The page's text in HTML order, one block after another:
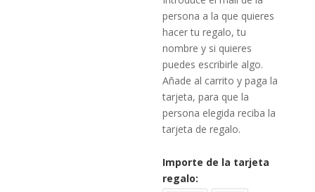
persona a la que quieres
hacer tu regalo, tu
nombre y si quieres
puedes escribirle algo.
Añade al carrito y paga la
tarjeta, para que la
persona elegida reciba la
tarjeta de regalo.
Importe de la tarjeta
regalo